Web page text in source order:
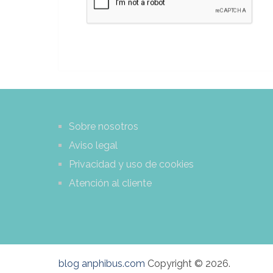
Sobre nosotros
Aviso legal
Privacidad y uso de cookies
Atención al cliente
blog anphibus.com Copyright © 2026.